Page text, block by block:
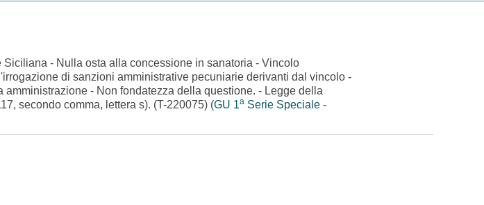
- Nulla osta alla concessione in sanatoria - Vincolo
di sanzioni amministrative pecuniarie derivanti dal vincolo -
- Non fondatezza della questione. - Legge della
secondo comma, lettera s). (T-220075) (GU 1a Serie Speciale -